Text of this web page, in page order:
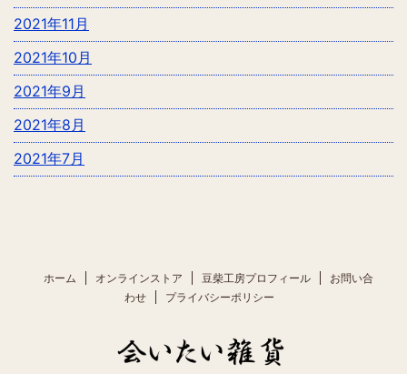
2021年11月
2021年10月
2021年9月
2021年8月
2021年7月
ホーム オンラインストア 豆柴工房プロフィール
お問い合
わせ
プライバシーポリシー